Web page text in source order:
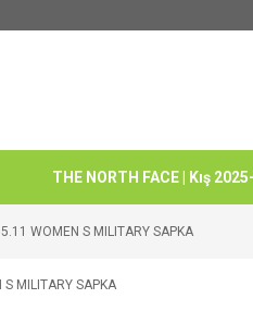
THE NORTH FACE | Kış
5.11 WOMEN S MILITARY SAPKA